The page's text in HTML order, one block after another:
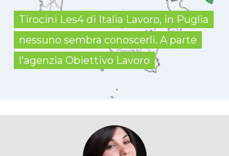
Tirocini Les4 di Italia Lavoro, in Puglia
nessuno sembra conoscerli. A parte
l'agenzia Obiettivo Lavoro